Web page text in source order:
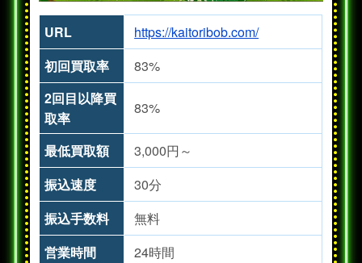
URL
https://kaitoribob.com/
初回買取率
83%
2回目以降買
取率
83%
最低買取額
3,000円～
振込速度
30分
振込手数料
無料
営業時間
24時間